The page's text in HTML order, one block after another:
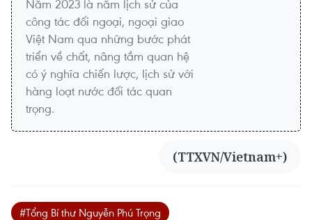
Năm 2023 là năm lịch sử của
công tác đối ngoại, ngoại giao
Việt Nam qua những bước phát
triển về chất, nâng tầm quan hệ
có ý nghĩa chiến lược, lịch sử với
hàng loạt nước đối tác quan
trọng.
(TTXVN/Vietnam+)
#Tổng Bí thư Nguyễn Phú Trọng